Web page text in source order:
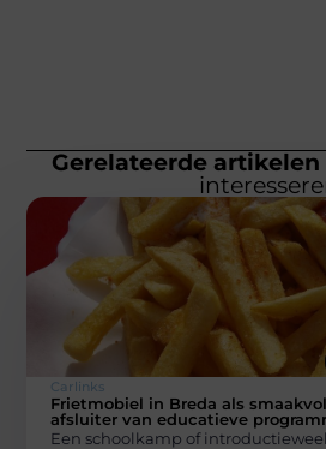
Gerelateerde artikelen
Carlinks
Frietmobiel in Breda als
afsluiter van educatieve
Een schoolkamp of